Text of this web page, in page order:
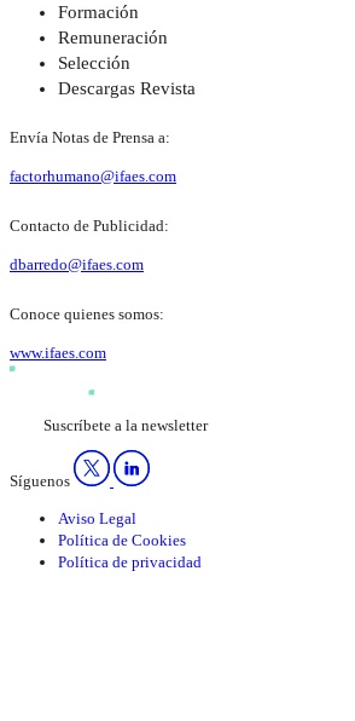
Formación
Remuneración
Selección
Descargas Revista
Envía Notas de Prensa a:
factorhumano@ifaes.com
Contacto de Publicidad:
dbarredo@ifaes.com
Conoce quienes somos:
www.ifaes.com
Suscríbete a la newsletter
Síguenos
Aviso Legal
Política de Cookies
Política de privacidad